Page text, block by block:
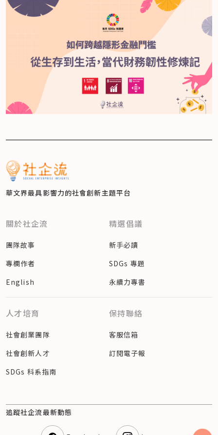
華文界最具影響力的社會創新主題平台
關於社企流
團隊故事
專欄作者
English
精選倡議
新手必讀
SDGs 專題
永續力專書
人才培育
社會創業團隊
社會創新人才
SDGs 科系指南
保持聯絡
客服信箱
訂閱電子報
追蹤社企流最新動態